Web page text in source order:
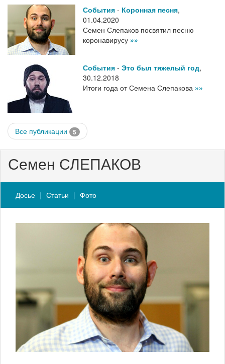
События - Коронная песня,
01.04.2020
Семен Слепаков посвятил песню
коронавирусу »»
События - Это был тяжелый год,
30.12.2018
Итоги года от Семена Слепакова »»
Все публикации 5
Семен СЛЕПАКОВ
Досье Статьи Фото